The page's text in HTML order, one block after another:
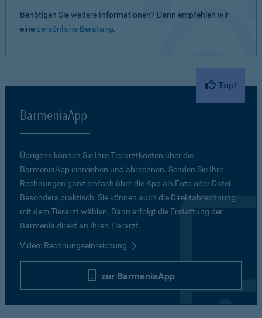
Benötigen Sie weitere Informationen? Dann empfehlen wir
eine persönliche Beratung.
Top!
BarmeniaApp
Übrigens können Sie Ihre Tierarztkosten über die
BarmeniaApp einreichen und abrechnen. Senden Sie Ihre
Rechnungen ganz einfach über die App als Foto oder Datei.
Besonders praktisch: Sie können auch die Direktabrechnung
mit dem Tierarzt wählen. Dann erfolgt die Erstattung der
Barmenia direkt an Ihren Tierarzt.
Video: Rechnungseinreichung
zur BarmeniaApp